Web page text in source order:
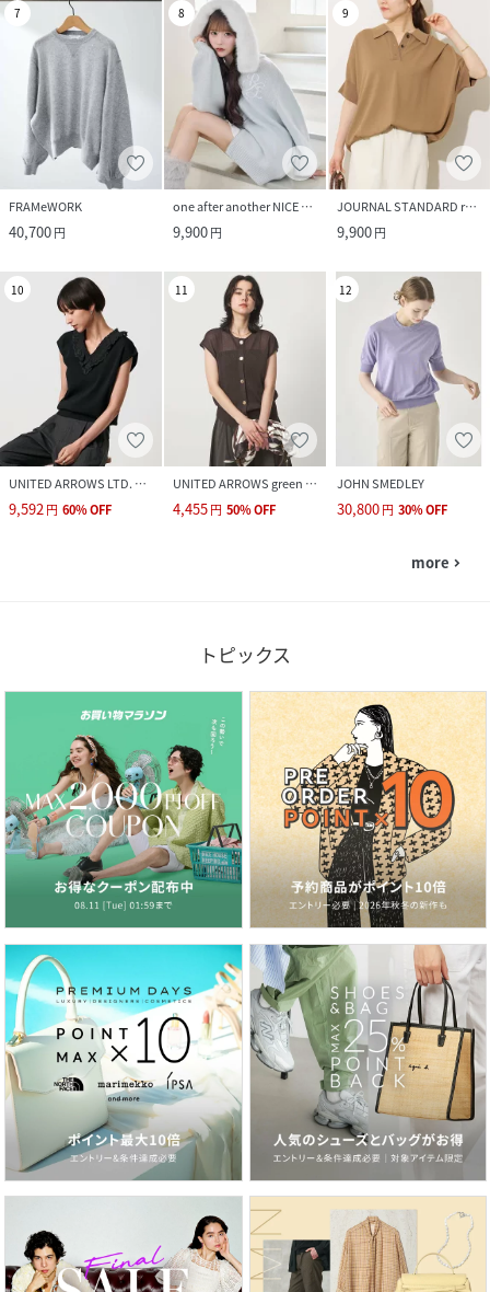
7
FRAMeWORK
40,700円
8
one after another NICE CLAUP
9,900円
9
JOURNAL STANDARD relume
9,900円
10
UNITED ARROWS LTD. OUTLET
9,592円 60%OFF
11
UNITED ARROWS green label relaxing
4,455円 50%OFF
12
JOHN SMEDLEY
30,800円 30%OFF
more navigate_next
トピックス